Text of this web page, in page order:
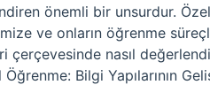
önemli bir unsurdur.
ve onların öğrenme
çerçevesinde nasıl
Öğrenme: Bilgi Yapılarının